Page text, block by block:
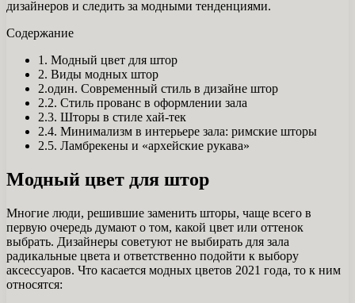
дизайнеров и следить за модными тенденциями.
Содержание
1. Модный цвет для штор
2. Виды модных штор
2.один. Современный стиль в дизайне штор
2.2. Стиль прованс в оформлении зала
2.3. Шторы в стиле хай-тек
2.4. Минимализм в интерьере зала: римские шторы
2.5. Ламбрекены и «архейские рукава»
Модный цвет для штор
Многие люди, решившие заменить шторы, чаще всего в
первую очередь думают о том, какой цвет или оттенок
выбрать. Дизайнеры советуют не выбирать для зала
радикальные цвета и ответственно подойти к выбору
аксессуаров. Что касается модных цветов 2021 года, то к ним
относятся: